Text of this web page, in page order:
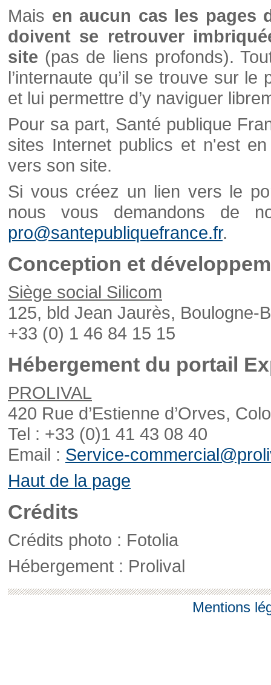
Mais en aucun cas les pages
doivent se retrouver
site (pas de liens profonds).
l’internaute qu’il se trouve sur
et lui permettre d’y naviguer
Pour sa part, Santé publique
sites Internet publics et n'est
vers son site.
Si vous créez un lien vers le
nous vous demandons de
pro@santepubliquefrance.fr.
Conception et
Siège social Silicom
125, bld Jean Jaurès, Boulogne-
+33 (0) 1 46 84 15 15
Hébergement du portail
PROLIVAL
420 Rue d’Estienne d’Orves,
Tel : +33 (0)1 41 43 08 40
Email : Service-
Haut de la page
Crédits
Crédits photo : Fotolia
Hébergement : Prolival
Mentions